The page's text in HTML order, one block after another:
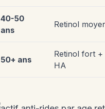
40-50
ans
Retinol
50+ ans
Retinol fort +
HA